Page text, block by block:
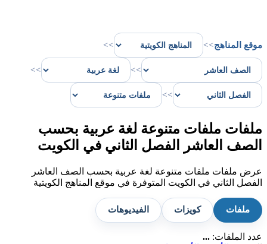
موقع المناهج>>
>>
>>
>>
>>
ملفات ملفات متنوعة لغة عربية بحسب
الصف العاشر الفصل الثاني في الكويت
عرض ملفات ملفات متنوعة لغة عربية بحسب الصف العاشر
الفصل الثاني في الكويت المتوفرة في موقع المناهج الكويتية
ملفات كويزات الفيديوهات
عدد الملفات: ...